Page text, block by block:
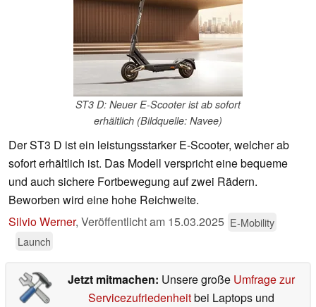
ST3 D: Neuer E-Scooter ist ab sofort
erhältlich (Bildquelle: Navee)
Der ST3 D ist ein leistungsstarker E-Scooter, welcher ab
sofort erhältlich ist. Das Modell verspricht eine bequeme
und auch sichere Fortbewegung auf zwei Rädern.
Beworben wird eine hohe Reichweite.
Silvio Werner, Veröffentlicht am 15.03.2025 E-Mobility
Launch
Jetzt mitmachen: Unsere große Umfrage zur
Servicezufriedenheitbei Laptops und